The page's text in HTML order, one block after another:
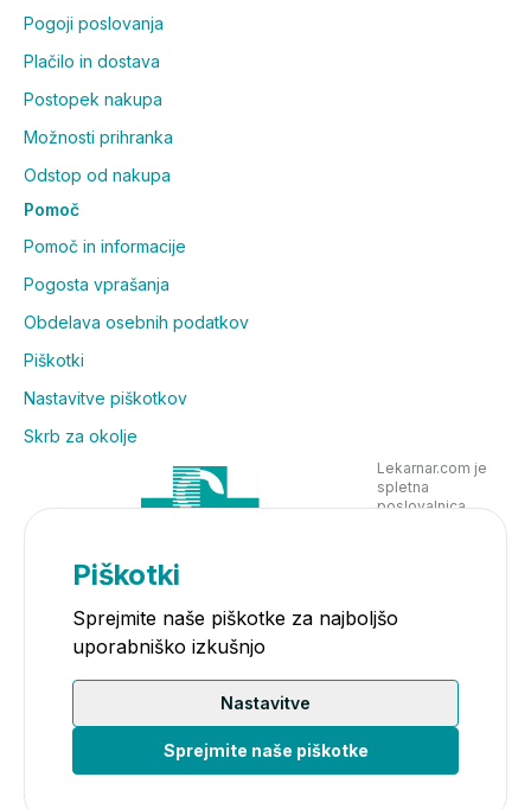
Pogoji poslovanja
Plačilo in dostava
Postopek nakupa
Možnosti prihranka
Odstop od nakupa
Pomoč
Pomoč in informacije
Pogosta vprašanja
Obdelava osebnih podatkov
Piškotki
Nastavitve piškotkov
Skrb za okolje
Lekarnar.com je
spletna
poslovalnica
Piškotki
Sprejmite naše piškotke za najboljšo
uporabniško izkušnjo
Nastavitve
Sprejmite naše piškotke